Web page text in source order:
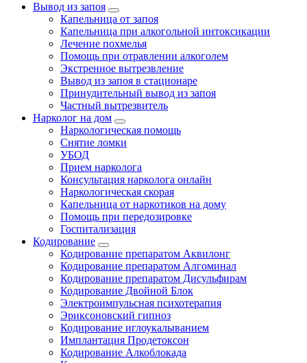
Вывод из запоя
Капельница от запоя
Капельница при алкогольной интоксикации
Лечение похмелья
Помощь при отравлении алкоголем
Экстренное вытрезвление
Вывод из запоя в стационаре
Принудительный вывод из запоя
Частный вытрезвитель
Нарколог на дом
Наркологическая помощь
Снятие ломки
УБОД
Прием нарколога
Консультация нарколога онлайн
Наркологическая скорая
Капельница от наркотиков на дому
Помощь при передозировке
Госпитализация
Кодирование
Кодирование препаратом Аквилонг
Кодирование препаратом Алгоминал
Кодирование препаратом Дисульфирам
Кодирование Двойной Блок
Электроимпульсная психотерапия
Эриксоновский гипноз
Кодирование иглоукалыванием
Имплантация Продетоксон
Кодирование Алкоблокада